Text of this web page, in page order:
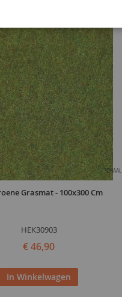
SCHAAL
Grasmat - 100x300 Cm
HEK30903
€ 46,90
In Winkelwagen